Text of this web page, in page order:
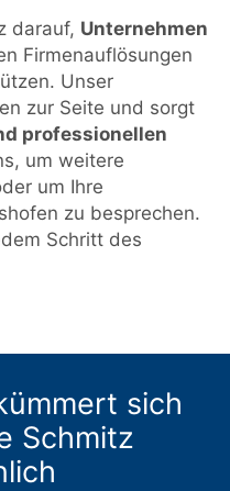
darauf, Unternehmen
Firmenauflösungen
Unser
zur Seite und sorgt
professionellen
um weitere
um Ihre
zu besprechen.
Schritt des
sich
Schmitz